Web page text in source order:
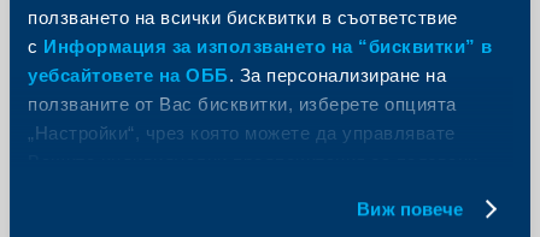
ползването на всички бисквитки в съответствие
с Информация за използването на “бисквитки” в
уебсайтовете на ОББ. За персонализиране на
ползваните от Вас бисквитки, изберете опцията
„Настройки“, чрез която можете да управлявате
Виж повече
23 септември 2003
До сега г-н Андреев беше Заместник председател
на УС на банката.
Още